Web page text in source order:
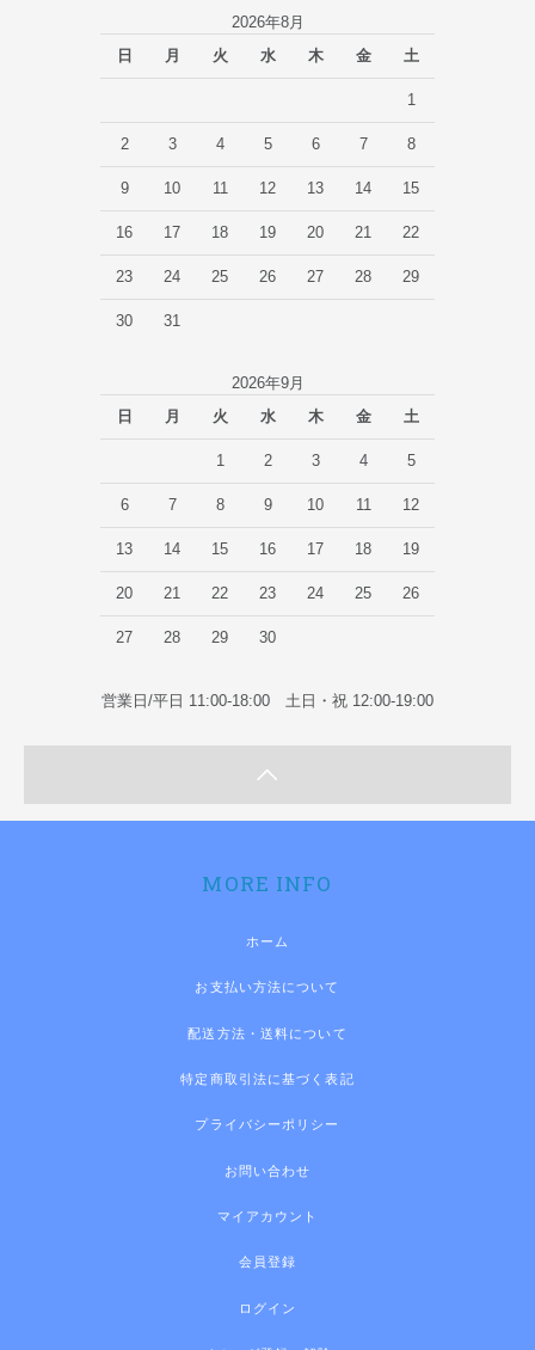
2026年8月
日
月 火 水 木 金 土
1
2 3 4 5 6 7 8
9 10 11 12 13 14 15
16 17 18 19 20 21 22
23 24 25 26 27 28 29
30 31
2026年9月
日
月 火 水 木 金 土
1 2 3 4 5
6 7 8 9 10 11 12
13 14 15 16 17 18 19
20 21 22 23 24 25 26
27 28 29 30
営業日/平日 11:00-18:00 土日・祝 12:00-19:00
MORE INFO
ホーム
お支払い方法について
配送方法・送料について
特定商取引法に基づく表記
プライバシーポリシー
お問い合わせ
マイアカウント
会員登録
ログイン